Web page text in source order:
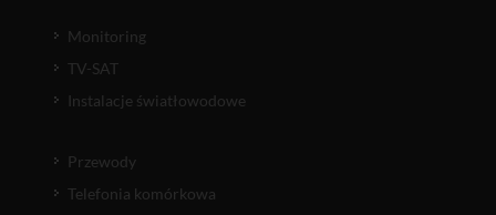
Monitoring
TV-SAT
Instalacje światłowodowe
Przewody
Telefonia komórkowa